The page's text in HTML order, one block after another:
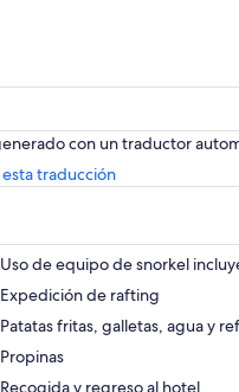
con un traductor
traducciónSe
nueva
Uso de equipo de snorkel
Expedición de rafting
Patatas fritas, galletas, agua y
Propinas